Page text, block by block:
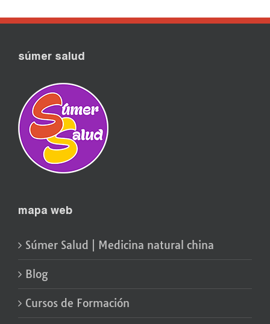
súmer salud
mapa web
Súmer Salud | Medicina natural china
Blog
Cursos de Formación